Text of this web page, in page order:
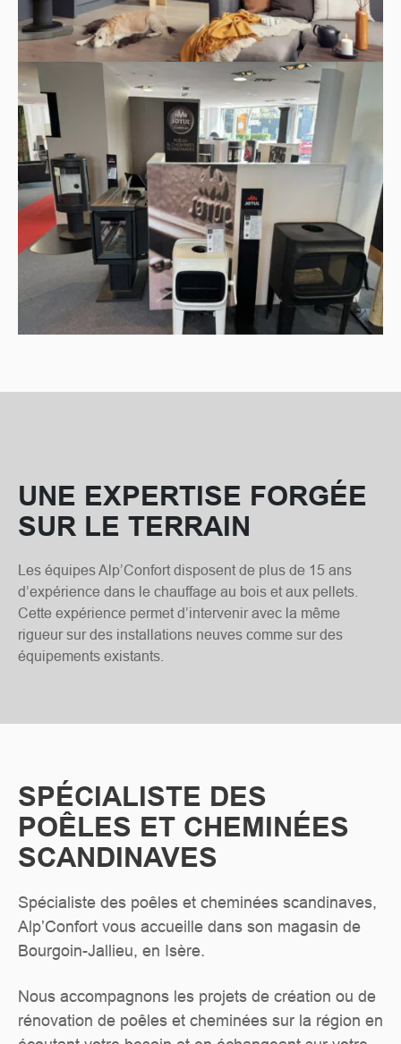
UNE EXPERTISE FORGÉE
SUR LE TERRAIN
Les équipes Alp’Confort disposent de plus de 15 ans
d’expérience dans le chauffage au bois et aux pellets.
Cette expérience permet d’intervenir avec la même
rigueur sur des installations neuves comme sur des
équipements existants.
SPÉCIALISTE DES
POÊLES ET CHEMINÉES
SCANDINAVES
Spécialiste des poêles et cheminées scandinaves,
Alp’Confort vous accueille dans son magasin de
Bourgoin-Jallieu, en Isère.
Nous accompagnons les projets de création ou de
rénovation de poêles et cheminées sur la région en